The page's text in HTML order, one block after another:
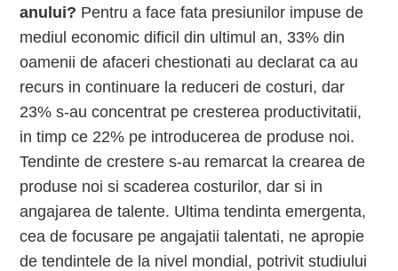
anului? Pentru a face fata presiunilor impuse de
mediul economic dificil din ultimul an, 33% din
oamenii de afaceri chestionati au declarat ca au
recurs in continuare la reduceri de costuri, dar
23% s-au concentrat pe cresterea productivitatii,
in timp ce 22% pe introducerea de produse noi.
Tendinte de crestere s-au remarcat la crearea de
produse noi si scaderea costurilor, dar si in
angajarea de talente. Ultima tendinta emergenta,
cea de focusare pe angajatii talentati, ne apropie
de tendintele de la nivel mondial, potrivit studiului